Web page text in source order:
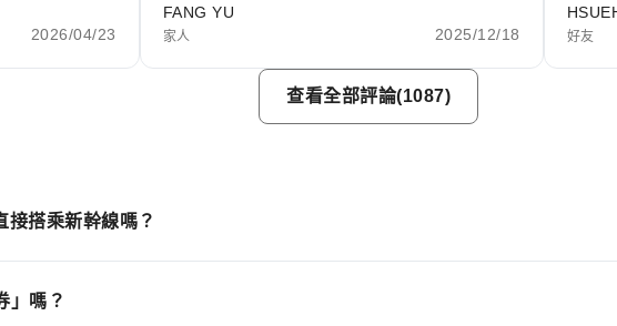
2026/04/23
FANG YU
家人 2025/12/18 好友
查看全部評論(1087)
搭乘新幹線嗎？
」嗎？